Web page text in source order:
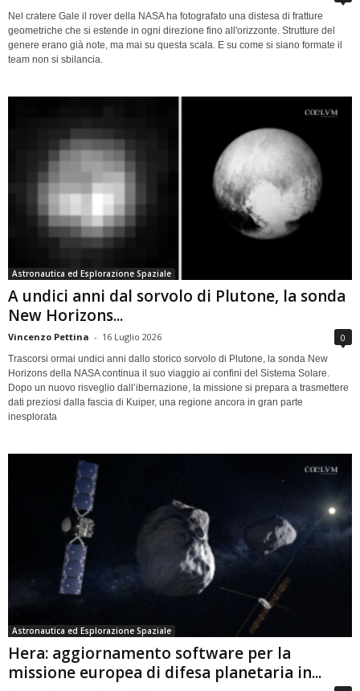
Nel cratere Gale il rover della NASA ha fotografato una distesa di fratture
geometriche che si estende in ogni direzione fino all'orizzonte. Strutture del
genere erano già note, ma mai su questa scala. E su come si siano formate il
team non si sbilancia.
Astronautica ed Esplorazione Spaziale
A undici anni dal sorvolo di Plutone, la sonda
New Horizons...
Vincenzo Pettina - 16 Luglio 2026 0
Trascorsi ormai undici anni dallo storico sorvolo di Plutone, la sonda New
Horizons della NASA continua il suo viaggio ai confini del Sistema Solare.
Dopo un nuovo risveglio dall’ibernazione, la missione si prepara a trasmettere
dati preziosi dalla fascia di Kuiper, una regione ancora in gran parte
inesplorata
Astronautica ed Esplorazione Spaziale
Hera: aggiornamento software per la
missione europea di difesa planetaria in...